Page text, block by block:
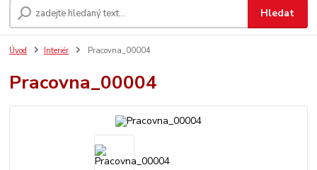
Hledat
Úvod Interiér Pracovna_00004
Pracovna_00004